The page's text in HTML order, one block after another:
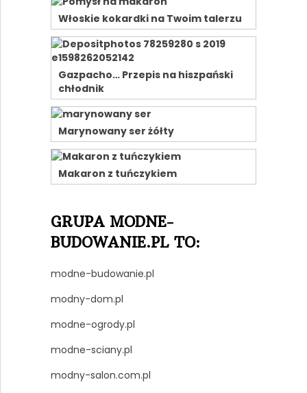
Włoskie kokardki na Twoim talerzu
Gazpacho… Przepis na hiszpański
chłodnik
Marynowany ser żółty
Makaron z tuńczykiem
GRUPA MODNE-
BUDOWANIE.PL TO:
modne-budowanie.pl
modny-dom.pl
modne-ogrody.pl
modne-sciany.pl
modny-salon.com.pl